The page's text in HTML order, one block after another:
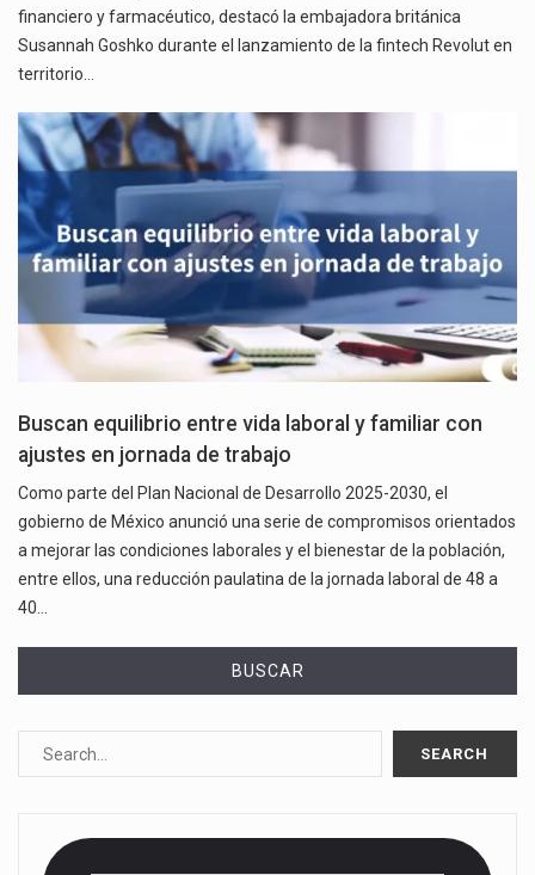
financiero y farmacéutico, destacó la embajadora británica
Susannah Goshko durante el lanzamiento de la fintech Revolut en
territorio…
Buscan equilibrio entre vida laboral y familiar con
ajustes en jornada de trabajo
Como parte del Plan Nacional de Desarrollo 2025-2030, el
gobierno de México anunció una serie de compromisos orientados
a mejorar las condiciones laborales y el bienestar de la población,
entre ellos, una reducción paulatina de la jornada laboral de 48 a
40…
BUSCAR